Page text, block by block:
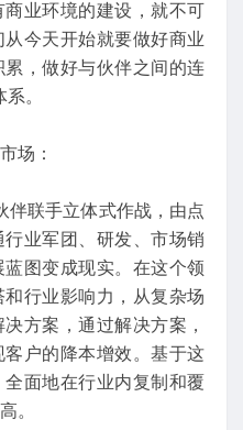
业环境的建设，就不可
今天开始就要做好商业
，做好与伙伴之间的连
。
场：
伴联手立体式作战，由点
业军团、研发、市场销
图变成现实。在这个领
行业影响力，从复杂场
方案，通过解决方案，
户的降本增效。基于这
面地在行业内复制和覆
。